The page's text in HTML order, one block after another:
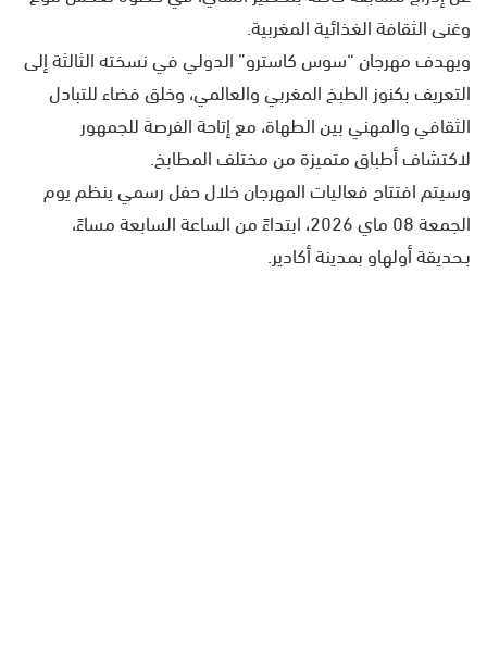
وغنى الثقافة الغذائية المغربية.
ويهدف مهرجان “سوس كاسترو” الدولي في نسخته الثالثة إلى
التعريف بكنوز الطبخ المغربي والعالمي، وخلق فضاء للتبادل
الثقافي والمهني بين الطهاة، مع إتاحة الفرصة للجمهور
لاكتشاف أطباق متميزة من مختلف المطابخ.
وسيتم افتتاح فعاليات المهرجان خلال حفل رسمي ينظم يوم
الجمعة 08 ماي 2026، ابتداءً من الساعة السابعة مساءً،
بـحديقة أولهاو بمدينة أكادير.